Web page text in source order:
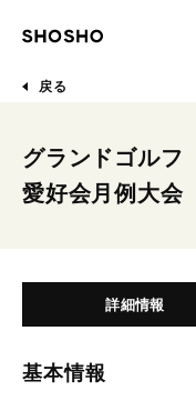
戻る
グランドゴル
愛好会月例大会
詳細情報
基本情報